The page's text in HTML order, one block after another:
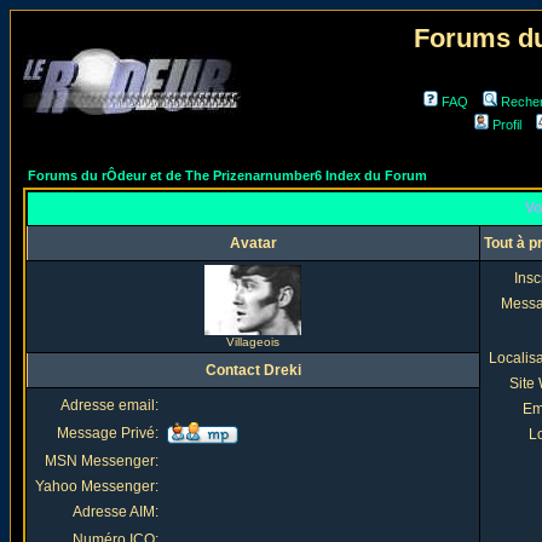
Forums
FAQ
Profil
Forums du rÔdeur et de The Prizenarnumber6 Index du Forum
Avatar Tout à
Villageois
Site
Contact Dreki
Adresse email:
Message Privé:
MSN Messenger:
Yahoo Messenger:
Adresse AIM: